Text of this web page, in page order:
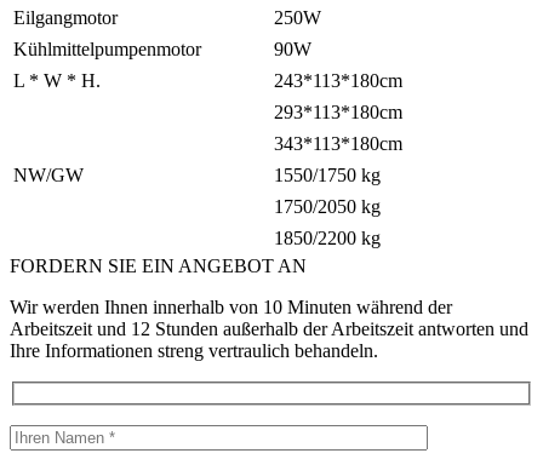
Eilgangmotor
250W
Kühlmittelpumpenmotor
90W
L * W * H.
243*113*180cm
293*113*180cm
343*113*180cm
NW/GW
1550/1750 kg
1750/2050 kg
1850/2200 kg
FORDERN SIE EIN ANGEBOT AN
Wir werden Ihnen innerhalb von 10 Minuten während der
Arbeitszeit und 12 Stunden außerhalb der Arbeitszeit antworten und
Ihre Informationen streng vertraulich behandeln.